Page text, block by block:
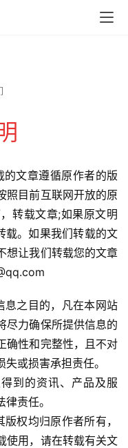
的文章遵循原作者的版
照目前互联网开放的原
转载文章;如果原文明
载。如果我们转载的文
想让我们转载您的文章
息之目的，凡在本网站
尽力确保所提供信息的
确性和完整性，且不对
或损害承担责任。
到的资讯、产品及服
责任。
权均归原作者所有，
使用，请在转载有关文